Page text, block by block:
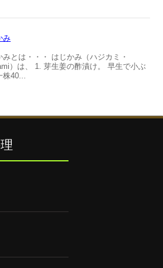
み
みとは・・・ はじかみ（ハジカミ・
）は、 1. 芽生姜の酢漬け。 早生で小ぶ
40...